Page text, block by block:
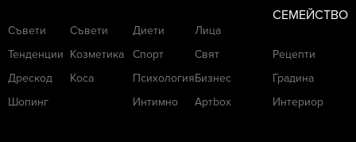
Съвети
Тенденции
Дрескод
Шопинг
Съвети
Козметика
Коса
Диети
Спорт
Психология
Интимно
Лица
Свят
Бизнес
Артbox
СЕМЕЙСТВО
Рецепти
Градина
Интериор